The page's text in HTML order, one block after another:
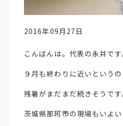
2016年09月27日
こんばんは。代表の永井で
９月も終わりに近いという
残暑がまだまだ続きそうで
茨城県那珂市の現場もいよ